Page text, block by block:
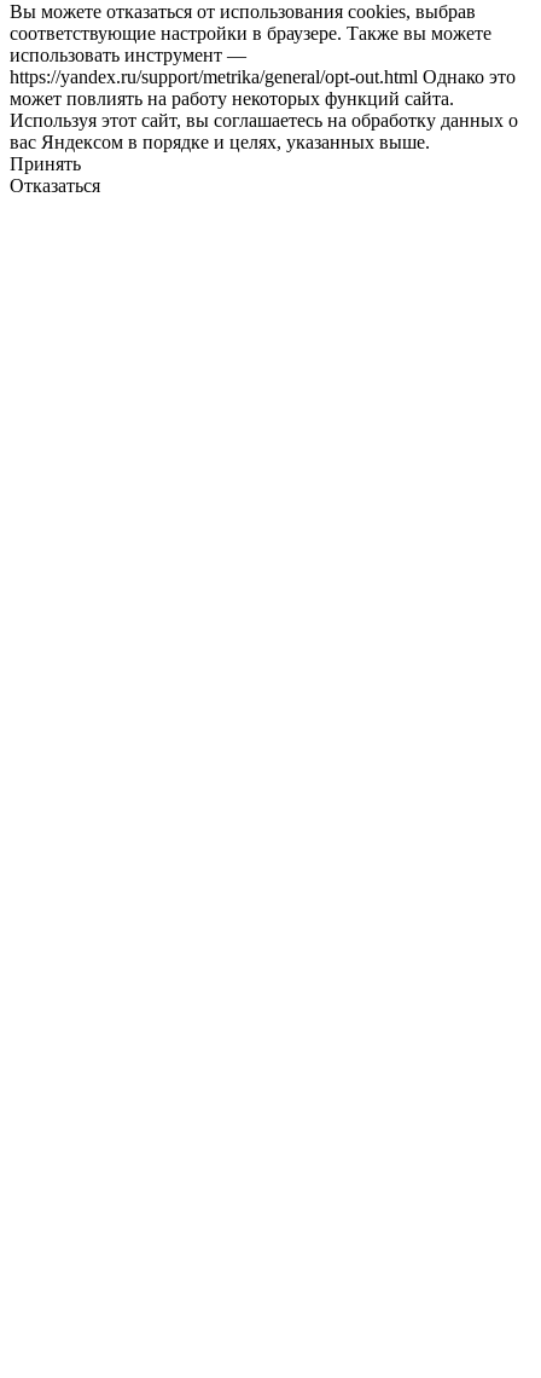
Вы можете отказаться от использования cookies, выбрав
соответствующие настройки в браузере. Также вы можете
использовать инструмент —
https://yandex.ru/support/metrika/general/opt-out.html Однако это
может повлиять на работу некоторых функций сайта.
Используя этот сайт, вы соглашаетесь на обработку данных о
вас Яндексом в порядке и целях, указанных выше.
Принять
Отказаться